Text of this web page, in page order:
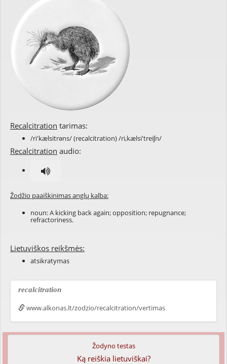
Recalcitration tarimas:
/ri'kælsitrəns/ (recalcitration) /ri,kælsi'treiʃn/
Recalcitration audio:
Žodžio paaiškinimas anglų kalba:
noun: A kicking back again;opposition; repugnance;
refractoriness.
Lietuviškos reikšmės:
atsikratymas
recalcitration
www.alkonas.lt/zodzio/recalcitration/vertimas
Žodyno testas
Ką reiškia lietuviškai?